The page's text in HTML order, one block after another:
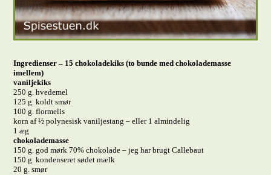
Ingredienser – 15 chokoladekiks (to bunde med chokolademasse
imellem)
vaniljekiks
250 g. hvedemel
125 g. koldt smør
100 g. flormelis
korn af ½ polynesisk vaniljestang – eller 1 almindelig
1 æg
chokolademasse
150 g. god mørk 70% chokolade – jeg har brugt Callebaut
150 g. kondenseret sødet mælk
20 g. smør